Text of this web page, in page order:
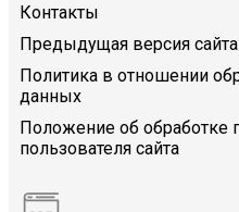
Контакты
Предыдущая версия сайта
Политика в отношении
данных
Положение об обработке
пользователя сайта